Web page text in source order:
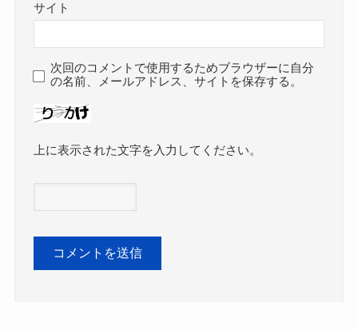
サイト
次回のコメントで使用するためブラウザーに自分
の名前、メールアドレス、サイトを保存する。
上に表示された文字を入力してください。